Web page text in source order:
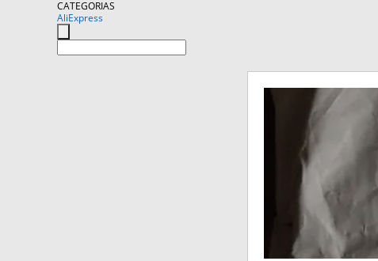
CATEGORIAS
AliExpress